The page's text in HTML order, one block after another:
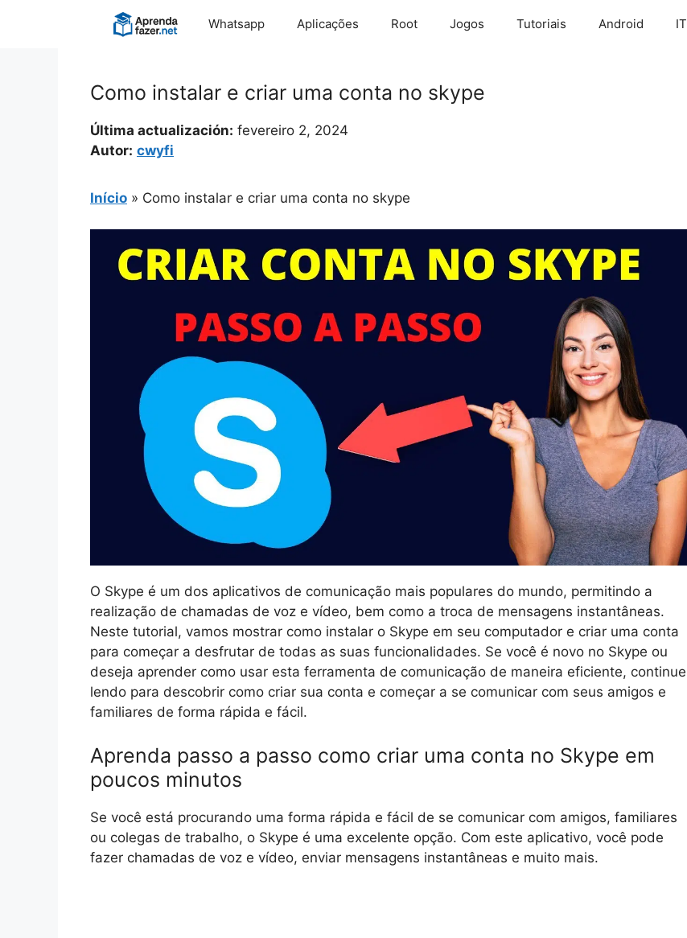
Whatsapp Aplicações Root Jogos Tutoriais Android IT
Como instalar e criar uma conta no skype
Última actualización: fevereiro 2, 2024
Autor: cwyfi
Início » Como instalar e criar uma conta no skype
O Skype é um dos aplicativos de comunicação mais populares do mundo, permitindo a
realização de chamadas de voz e vídeo, bem como a troca de mensagens instantâneas.
Neste tutorial, vamos mostrar como instalar o Skype em seu computador e criar uma conta
para começar a desfrutar de todas as suas funcionalidades. Se você é novo no Skype ou
deseja aprender como usar esta ferramenta de comunicação de maneira eficiente, continue
lendo para descobrir como criar sua conta e começar a se comunicar com seus amigos e
familiares de forma rápida e fácil.
Aprenda passo a passo como criar uma conta no Skype em
poucos minutos
Se você está procurando uma forma rápida e fácil de se comunicar com amigos, familiares
ou colegas de trabalho, o Skype é uma excelente opção. Com este aplicativo, você pode
fazer chamadas de voz e vídeo, enviar mensagens instantâneas e muito mais.